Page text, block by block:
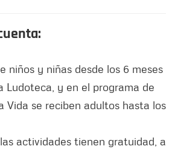
niños y niñas desde los 6 meses
Ludoteca, y en el programa de
Vida se reciben adultos hasta los
actividades tienen gratuidad, a